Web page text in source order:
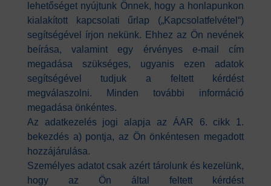
lehetőséget nyújtunk Önnek, hogy a honlapunkon
kialakított kapcsolati űrlap („Kapcsolatfelvétel“)
segítségével írjon nekünk. Ehhez az Ön nevének
beírása, valamint egy érvényes e-mail cím
megadása szükséges, ugyanis ezen adatok
segítségével tudjuk a feltett kérdést
megválaszolni. Minden további információ
megadása önkéntes.
Az adatkezelés jogi alapja az ÁAR 6. cikk 1.
bekezdés a) pontja, az Ön önkéntesen megadott
hozzájárulása.
Személyes adatot csak azért tárolunk és kezelünk,
hogy az Ön által feltett kérdést